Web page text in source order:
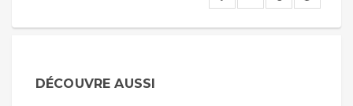
DÉCOUVRE AUSSI